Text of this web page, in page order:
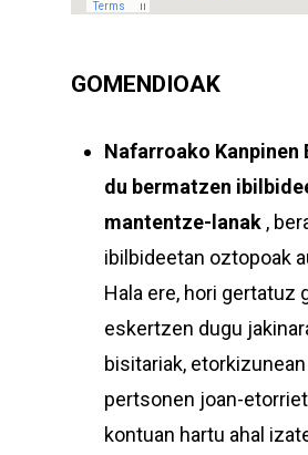
GOMENDIOAK
Nafarroako Kanpinen
du bermatzen
mantentze-lanak ,
ibilbideetan oztopoak
Hala ere, hori gertatuz
eskertzen dugu
bisitariak,
pertsonen joan-
kontuan hartu ahal